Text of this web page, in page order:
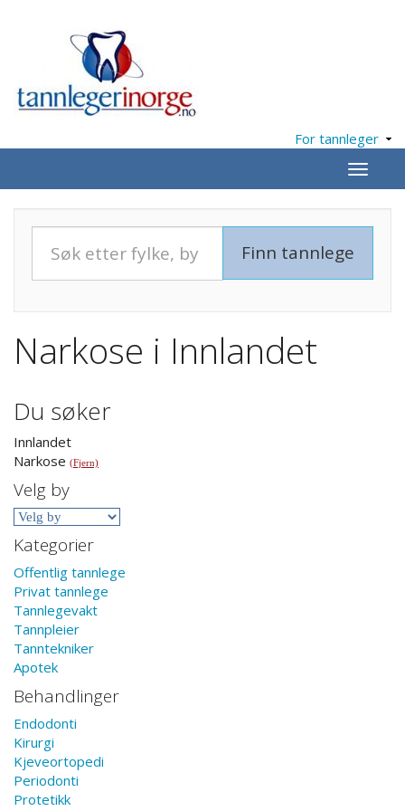
For tannleger
Meny
Narkose i Innlandet
Du søker
Innlandet
Narkose (Fjern)
Velg by
Kategorier
Offentlig tannlege
Privat tannlege
Tannlegevakt
Tannpleier
Tanntekniker
Apotek
Behandlinger
Endodonti
Kirurgi
Kjeveortopedi
Periodonti
Protetikk